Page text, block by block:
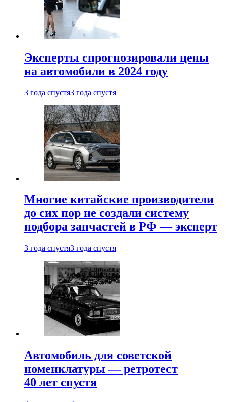
Эксперты спрогнозировали цены
на автомобили в 2024 году
3 года спустя3 года спустя
Многие китайские производители
до сих пор не создали систему
подбора запчастей в РФ — эксперт
3 года спустя3 года спустя
Автомобиль для советской
номенклатуры — ретротест
40 лет спустя